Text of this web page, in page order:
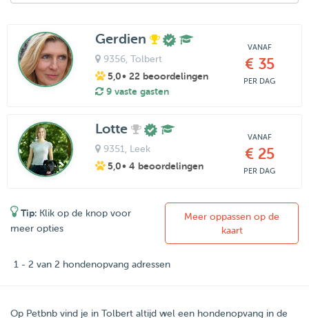
Gerdien
9356, Tolbert
5,0• 22 beoordelingen
9 vaste gasten
VANAF
€ 35
PER DAG
Lotte
9351 , Leek
5,0• 4 beoordelingen
VANAF
€ 25
PER DAG
Tip: Klik op de knop voor
meer opties
Meer oppassen op de
kaart
1 - 2 van 2 hondenopvang adressen
Op Petbnb vind je in Tolbert altijd wel een hondenopvang in de